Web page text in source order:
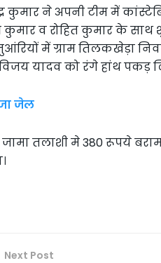
कुमार ने अपनी टीम में
व रोहित कुमार के साथ
में ग्राम तिलकखेड़ा
यादव को रंगे हांथ पकड़
जेल
तलाशी मे 380 रूपये
Next Post